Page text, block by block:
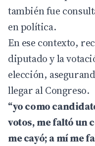
también fue
en política.
En ese contexto,
diputado y la
elección,
llegar al Congreso.
“yo como
votos, me faltó un
me cayó; a mí me